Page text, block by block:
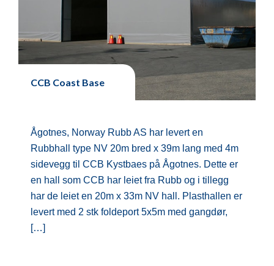
CCB Coast Base
Ågotnes, Norway Rubb AS har levert en
Rubbhall type NV 20m bred x 39m lang med 4m
sidevegg til CCB Kystbaes på Ågotnes. Dette er
en hall som CCB har leiet fra Rubb og i tillegg
har de leiet en 20m x 33m NV hall. Plasthallen er
levert med 2 stk foldeport 5x5m med gangdør,
[…]